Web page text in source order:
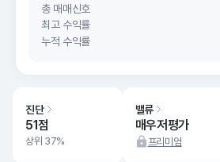
최근 매수 신호
총 매매신호
최고 수익률
누적 수익률
진단
51점
상위 37%
밸류
매우저평가
프리미엄